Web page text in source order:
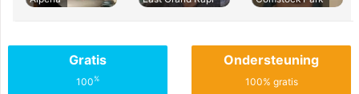
Gratis
100%
Ondersteuning
100% gratis